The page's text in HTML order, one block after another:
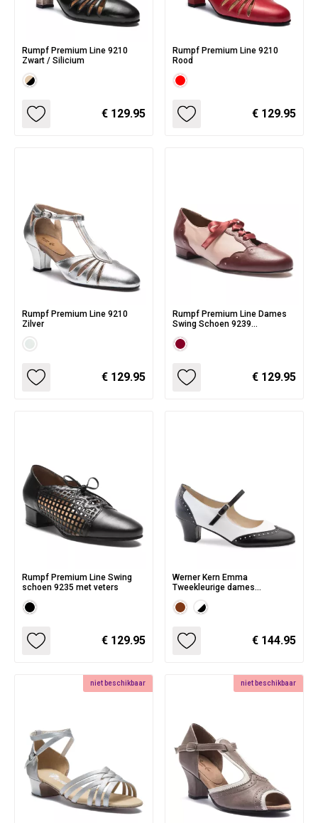
Rumpf Premium Line 9210
Zwart / Silicium
€ 129.95
Rumpf Premium Line 9210
Rood
€ 129.95
Rumpf Premium Line 9210
Zilver
€ 129.95
Rumpf Premium Line Dames
Swing Schoen 9239
€ 129.95
Rumpf Premium Line Swing
schoen 9235 met veters
€ 129.95
Werner Kern Emma
Tweekleurige dames
Wreefbandje - 3 varianten
€ 144.95
niet beschikbaar niet beschikbaar